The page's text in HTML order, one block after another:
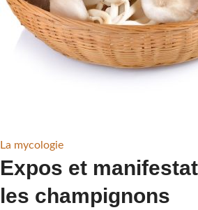
La mycologie
Expos et
les champignons